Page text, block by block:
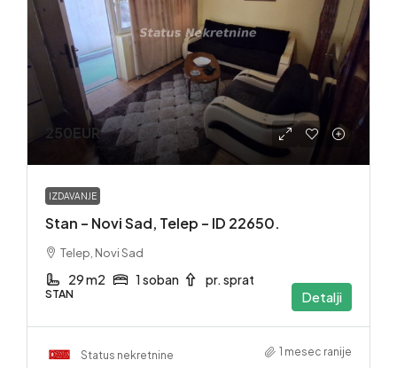
250EUR
IZDAVANJE
Stan – Novi Sad, Telep – ID 22650.
Telep, Novi Sad
29 m2 1 soban pr. sprat
STAN Detalji
Status nekretnine 1 mesec ranije